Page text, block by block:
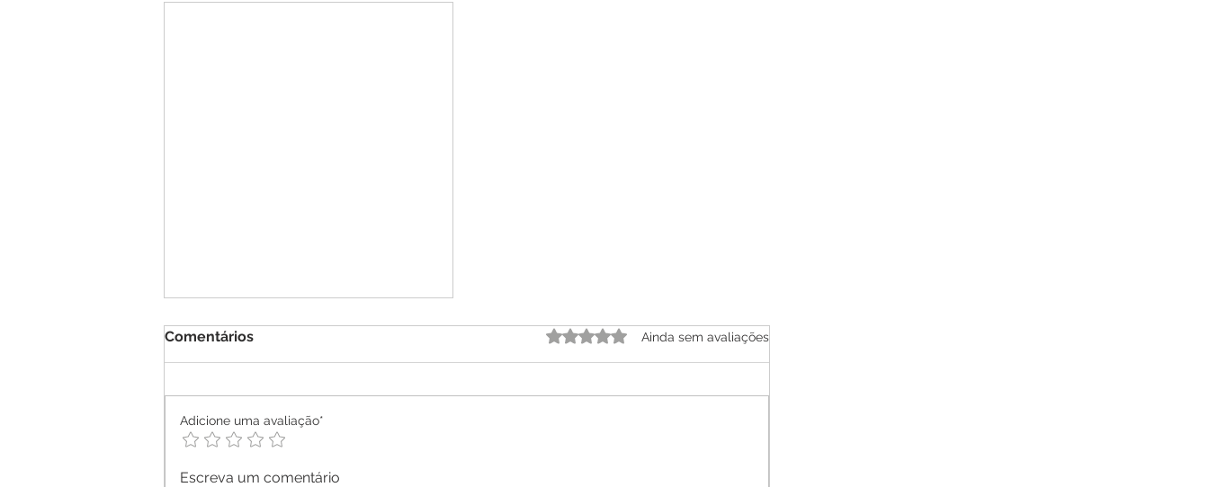
Comentários Avaliado com 0 de 5 estrelas.
Ainda sem avaliações
Adicione uma avaliação*
Escreva um comentário